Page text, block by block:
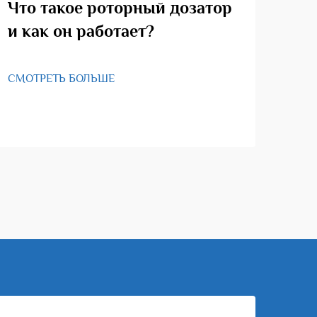
Что такое роторный дозатор
и как он работает?
СМОТРЕТЬ БОЛЬШЕ